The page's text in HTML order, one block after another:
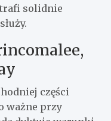
solidnie
części
ważne przy